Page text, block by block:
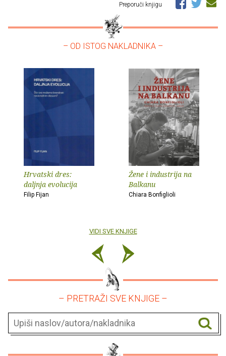
Preporuči knjigu
– OD ISTOG NAKLADNIKA –
Hrvatski dres:
daljnja evolucija
Filip Fijan
Žene i industrija na
Balkanu
Chiara Bonfiglioli
VIDI SVE KNJIGE
– PRETRAŽI SVE KNJIGE –